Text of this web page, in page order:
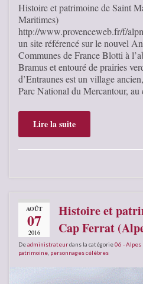
Histoire et patrimoine de Saint
Maritimes)
http://www.provenceweb.fr/f/
un site référencé sur le nouvel
Communes de France Blotti à
Bramus et entouré de prairies
d’Entraunes est un village
Parc National du Mercantour,
Lire la suite
AOÛT
07
2016
Histoire et
Cap Ferrat
Deadministrateurdans la catégorie06 -
patrimoine personnages célèbres